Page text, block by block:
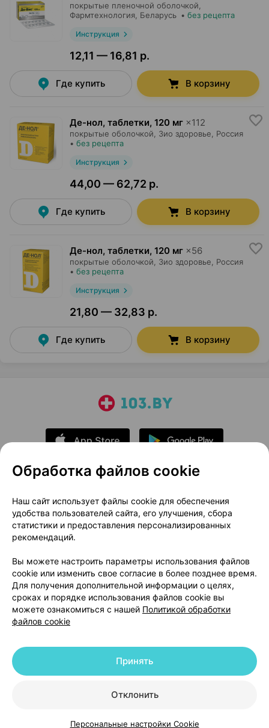
покрытые пленочной оболочкой,
Фармтехнология, Беларусь • без рецепта
Инструкция
12,11 — 16,81 р.
Где купить В корзину
Де-нол, таблетки, 120 мг ×112
покрытые оболочкой, Зио здоровье, Россия
• без рецепта
Инструкция
44,00 — 62,72 р.
Где купить В корзину
Де-нол, таблетки, 120 мг ×56
покрытые оболочкой, Зио здоровье, Россия
• без рецепта
Инструкция
21,80 — 32,83 р.
Где купить В корзину
О проекте
Новости проекта
Размещение рекламы
Медицинский маркетинг
Публичный договор
Доставка
Способы оплаты
Вакансии
Партнеры
Написать руководителю 103.by
Написать в поддержку
Персональные настройки Cookie
© 2026 ООО «Артокс Лаб», УНП 191700409 | 220012, Республика Беларусь,
+375 291212755
Обработка файлов cookie
Наш сайт использует файлы cookie для обеспечения
удобства пользователей сайта, его улучшения, сбора
статистики и предоставления персонализированных
рекомендаций.
Вы можете настроить параметры использования файлов
cookie или изменить свое согласие в более позднее время.
Для получения дополнительной информации о целях,
сроках и порядке использования файлов cookie вы
можете ознакомиться с нашей Политикой обработки
файлов cookie
Отклонить
Принять
Персональные настройки Cookie